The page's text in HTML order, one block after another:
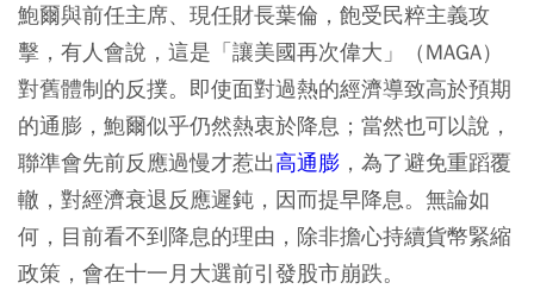
鮑爾與前任主席、現任財長葉倫，飽受民粹主義攻
擊，有人會說，這是「讓美國再次偉大」（MAGA）
對舊體制的反撲。即使面對過熱的經濟導致高於預期
的通膨，鮑爾似乎仍然熱衷於降息；當然也可以說，
聯準會先前反應過慢才惹出高通膨 ，為了避免重蹈覆
轍，對經濟衰退反應遲鈍，因而提早降息。無論如
何，目前看不到降息的理由，除非擔心持續貨幣緊縮
政策，會在十一月大選前引發股市崩跌。